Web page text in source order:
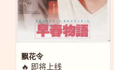
飘花令
🔥 即将上线